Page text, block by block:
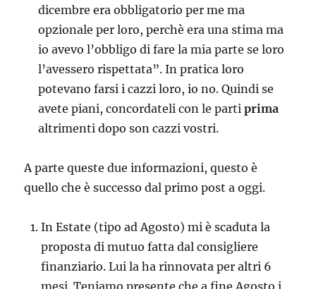
dicembre era obbligatorio per me ma
opzionale per loro, perchè era una stima ma
io avevo l’obbligo di fare la mia parte se loro
l’avessero rispettata”. In pratica loro
potevano farsi i cazzi loro, io no. Quindi se
avete piani, concordateli con le partiprima
altrimenti dopo son cazzi vostri.
A parte queste due informazioni, questo è
quello che è successo dal primo post a oggi.
In Estate (tipo ad Agosto) mi è scaduta la
proposta di mutuo fatta dal consigliere
finanziario. Lui la ha rinnovata per altri 6
mesi. Teniamo presente che a fine Agosto i